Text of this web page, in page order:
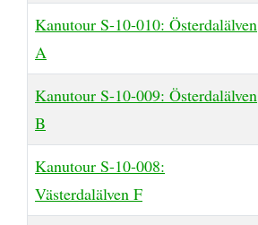
Kanutour S-10-010: Österdalälven
A
Kanutour S-10-009: Österdalälven
B
Kanutour S-10-008:
Västerdalälven F